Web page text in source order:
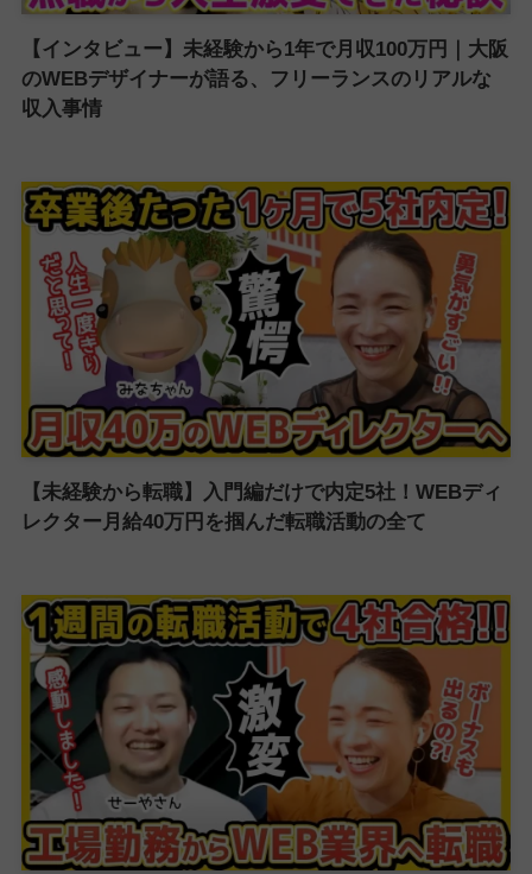
【インタビュー】未経験から1年で月収100万円｜大阪
のWEBデザイナーが語る、フリーランスのリアルな
収入事情
【未経験から転職】入門編だけで内定5社！WEBディ
レクター月給40万円を掴んだ転職活動の全て